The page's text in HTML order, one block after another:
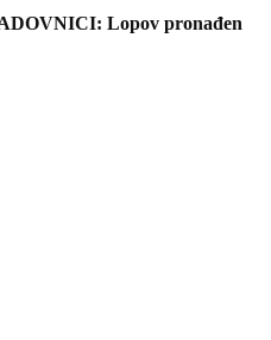
Lopov pronađen